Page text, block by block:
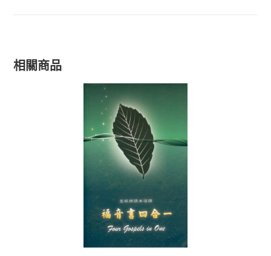
相關商品